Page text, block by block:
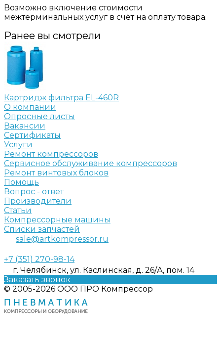
Возможно включение стоимости
межтерминальных услуг в счёт на оплату товара.
Ранее вы смотрели
Картридж фильтра EL-460R
О компании
Опросные листы
Вакансии
Сертификаты
Услуги
Ремонт компрессоров
Сервисное обслуживание компрессоров
Ремонт винтовых блоков
Помощь
Вопрос - ответ
Производители
Статьи
Компрессорные машины
Списки запчастей
sale@artkompressor.ru
+7 (351) 270-98-14
г. Челябинск, ул. Каслинская, д. 26/А, пом. 14
Заказать звонок
© 2005-2026 ООО ПРО Компрессор